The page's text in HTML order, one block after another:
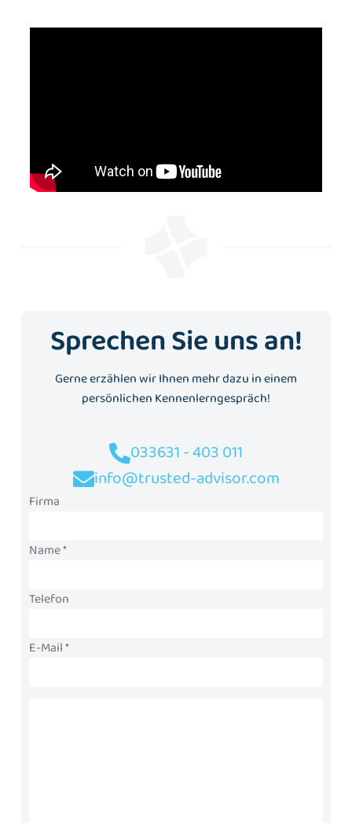
Sprechen Sie uns an!
Gerne erzählen wir Ihnen mehr dazu in einem
persönlichen Kennenlerngespräch!
033631 - 403 011
info@trusted-advisor.com
Firma
Name *
Telefon
E-Mail *